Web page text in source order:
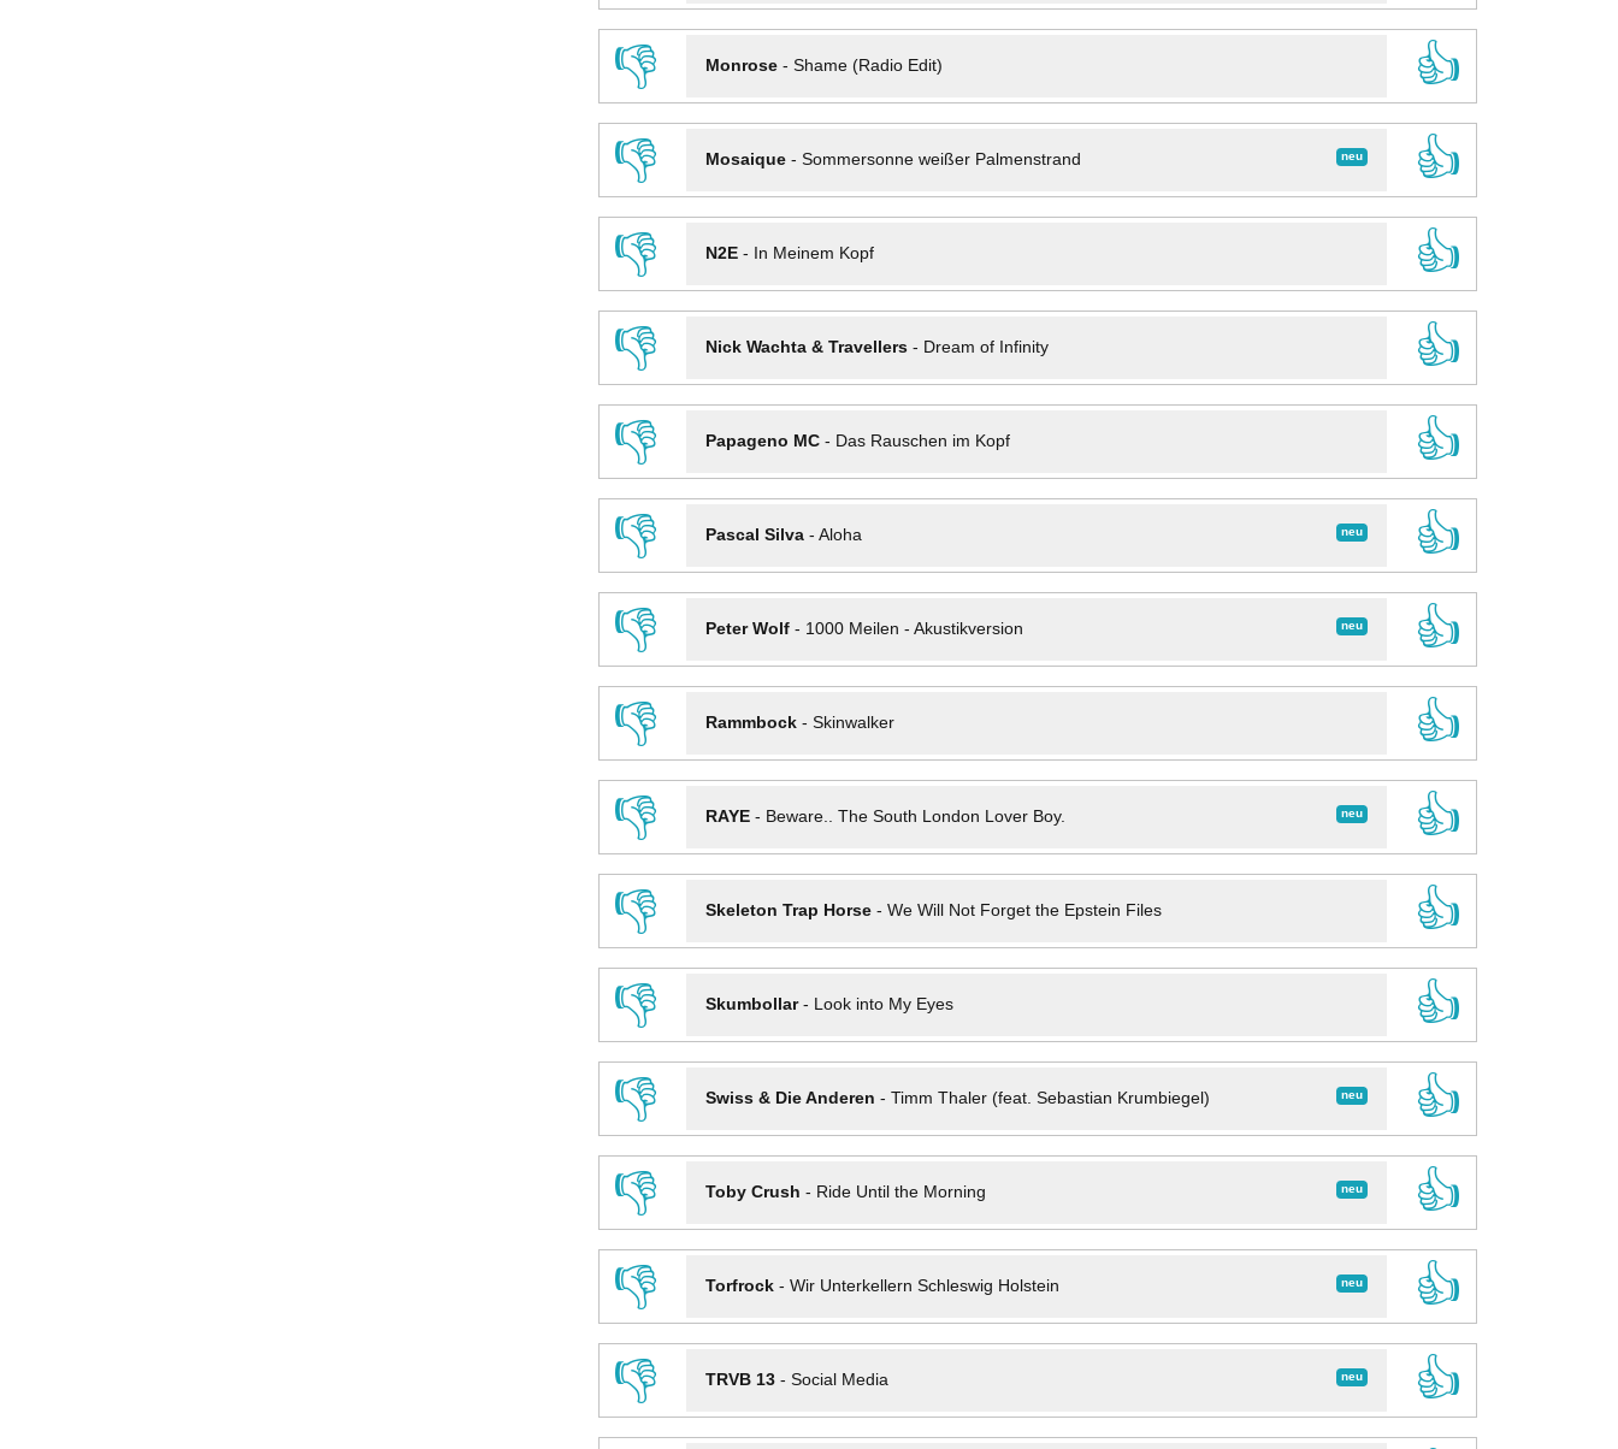
👎
Monrose- Shame (Radio Edit)
👍
👎
neu
Mosaique- Sommersonne weißer Palmenstrand
👍
👎
N2E- In Meinem Kopf
👍
👎
Nick Wachta & Travellers- Dream of Infinity
👍
👎
Papageno MC- Das Rauschen im Kopf
👍
👎
neu
Pascal Silva- Aloha
👍
👎
neu
Peter Wolf- 1000 Meilen - Akustikversion
👍
👎
Rammbock- Skinwalker
👍
👎
neu
RAYE- Beware.. The South London Lover Boy.
👍
👎
Skeleton Trap Horse- We Will Not Forget the Epstein Files
👍
👎
Skumbollar- Look into My Eyes
👍
👎
neu
Swiss & Die Anderen - Timm Thaler (feat. Sebastian Krumbiegel)
👍
👎
neu
Toby Crush - Ride Until the Morning
👍
👎
neu
Torfrock- Wir Unterkellern Schleswig Holstein
👍
👎
neu
TRVB 13- Social Media
👍